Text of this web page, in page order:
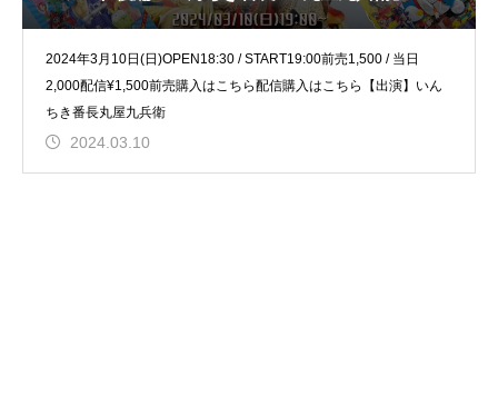
2024年3月10日(日)OPEN18:30 / START19:00前売1,500 / 当日
2,000配信¥1,500前売購入はこちら配信購入はこちら【出演】いん
ちき番長丸屋九兵衛
2024.03.10